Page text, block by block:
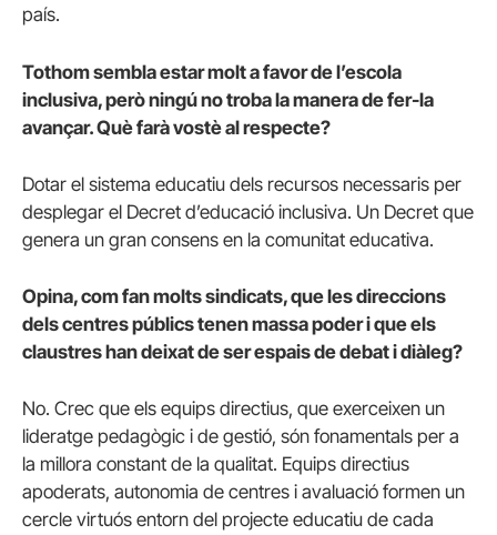
país.
Tothom sembla estar molt a favor de l’escola
inclusiva, però ningú no troba la manera de fer-la
avançar. Què farà vostè al respecte?
Dotar el sistema educatiu dels recursos necessaris per
desplegar el Decret d’educació inclusiva. Un Decret que
genera un gran consens en la comunitat educativa.
Opina, com fan molts sindicats, que les direccions
dels centres públics tenen massa poder i que els
claustres han deixat de ser espais de debat i diàleg?
No. Crec que els equips directius, que exerceixen un
lideratge pedagògic i de gestió, són fonamentals per a
la millora constant de la qualitat. Equips directius
apoderats, autonomia de centres i avaluació formen un
cercle virtuós entorn del projecte educatiu de cada